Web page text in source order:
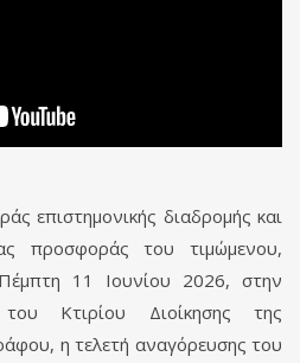
επιστημονικής διαδρομής και
προσφοράς του τιμώμενου,
11 Ιουνίου 2026, στην
Κτιρίου Διοίκησης της
η τελετή αναγόρευσης του